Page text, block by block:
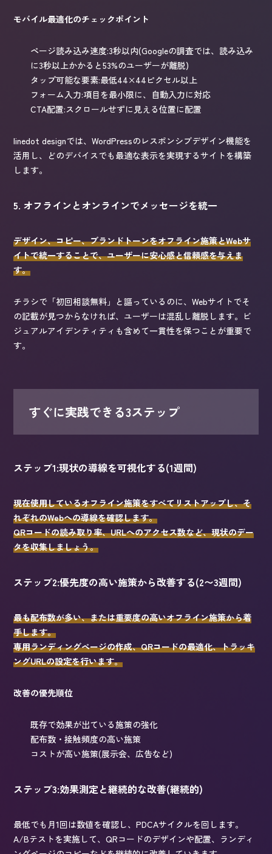
モバイル最適化のチェックポイント
ページ読み込み速度:3秒以内(Googleの調査では、読み込み
に3秒以上かかると53%のユーザーが離脱)
タップ可能な要素:最低44×44ピクセル以上
フォーム入力:項目を最小限に、自動入力に対応
CTA配置:スクロールせずに見える位置に配置
linedot designでは、WordPressのレスポンシブデザイン機能を
活用し、どのデバイスでも最適な表示を実現するサイトを構築
します。
5. オフラインとオンラインでメッセージを統一
デザイン、コピー、ブランドトーンをオフライン施策とWebサ
イトで統一することで、ユーザーに安心感と信頼感を与えま
す。
チラシで「初回相談無料」と謳っているのに、Webサイトでそ
の記載が見つからなければ、ユーザーは混乱し離脱します。ビ
ジュアルアイデンティティも含めて一貫性を保つことが重要で
す。
すぐに実践できる3ステップ
ステップ1:現状の導線を可視化する(1週間)
現在使用しているオフライン施策をすべてリストアップし、そ
れぞれのWebへの導線を確認します。
QRコードの読み取り率、URLへのアクセス数など、現状のデー
タを収集しましょう。
ステップ2:優先度の高い施策から改善する(2〜3週間)
最も配布数が多い、または重要度の高いオフライン施策から着
手します。
専用ランディングページの作成、QRコードの最適化、トラッキ
ングURLの設定を行います。
改善の優先順位
既存で効果が出ている施策の強化
配布数・接触頻度の高い施策
コストが高い施策(展示会、広告など)
ステップ3:効果測定と継続的な改善(継続的)
最低でも月1回は数値を確認し、PDCAサイクルを回します。
A/Bテストを実施して、QRコードのデザインや配置、ランディ